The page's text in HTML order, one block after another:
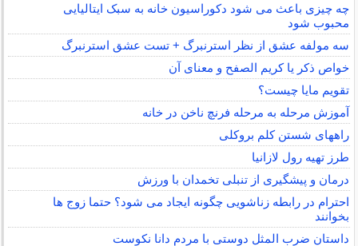
چه چیزی باعث می شود دکوراسیون خانه به سبک ایتالیایی
محبوب شود
سه مولفه عشق از نظر استرنبرگ + تست عشق استرنبرگ
خواص ذکر یا کریم الصفح و معنای آن
تقویم مایا چیست؟
آموزش مرحله به مرحله فرنچ ناخن در خانه
راههای شستن کلم بروکلی
طرز تهیه رول لازانیا
درمان و پیشگیری از تنبلی تخمدان با ورزش
احترام در رابطه زناشویی چگونه ایجاد می شود؟ حتما زوج ها
بخوانند
داستان ضرب المثل دوستی با مردم دانا نكوست